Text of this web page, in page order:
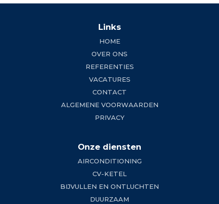
Links
HOME
OVER ONS
REFERENTIES
VACATURES
CONTACT
ALGEMENE VOORWAARDEN
PRIVACY
Onze diensten
AIRCONDITIONING
CV-KETEL
BIJVULLEN EN ONTLUCHTEN
DUURZAAM